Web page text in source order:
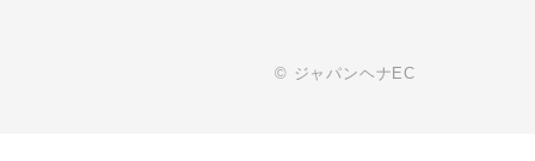
© ジャパンヘナEC